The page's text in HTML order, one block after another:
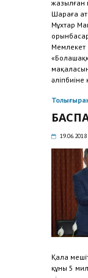
жазылған
Ша­раға
Мұхтар
Мемлекет
19.06.2018
Қала
құны 5